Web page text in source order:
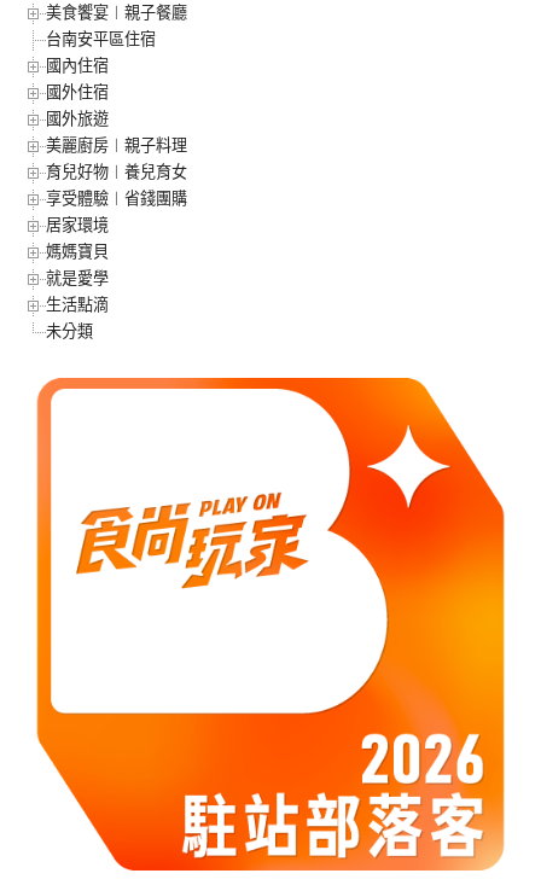
美食饗宴︱親子餐廳
台南安平區住宿
國內住宿
國外住宿
國外旅遊
美麗廚房︱親子料理
育兒好物︱養兒育女
享受體驗︱省錢團購
居家環境
媽媽寶貝
就是愛學
生活點滴
未分類